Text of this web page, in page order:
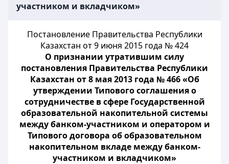
участником и вкладчиком»
Постановление Правительства Республики
Казахстан от 9 июня 2015 года № 424
О признании утратившим силу
постановления Правительства Республики
Казахстан от 8 мая 2013 года № 466 «Об
утверждении Типового соглашения о
сотрудничестве в сфере Государственной
образовательной накопительной системы
между банком-участником и оператором и
Типового договора об образовательном
накопительном вкладе между банком-
участником и вкладчиком»